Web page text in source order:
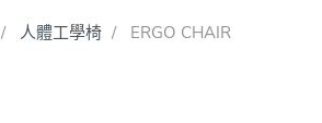
人體工學椅
ERGO CHAIR